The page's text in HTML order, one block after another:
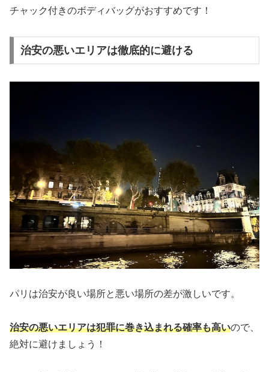
チャック付きのボディバッグがおすすめです！
治安の悪いエリアは徹底的に避ける
パリは治安が良い場所と悪い場所の差が激しいです。
治安の悪いエリアは犯罪に巻き込まれる確率も高いので、
絶対に避けましょう！